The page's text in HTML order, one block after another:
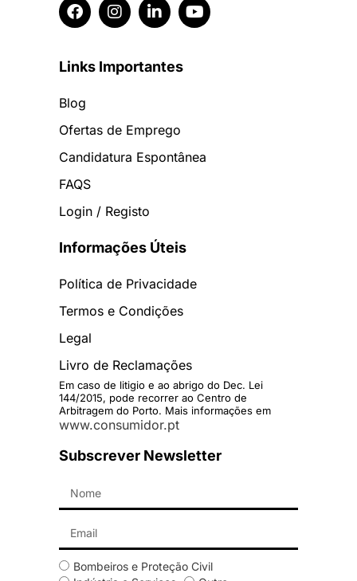
Links Importantes
Blog
Ofertas de Emprego
Candidatura Espontânea
FAQS
Login / Registo
Informações Úteis
Política de Privacidade
Termos e Condições
Legal
Livro de Reclamações
Em caso de litigio e ao abrigo do Dec. Lei
144/2015, pode recorrer ao Centro de
Arbitragem do Porto. Mais informações em
www.consumidor.pt
Subscrever Newsletter
Bombeiros e Proteção Civil